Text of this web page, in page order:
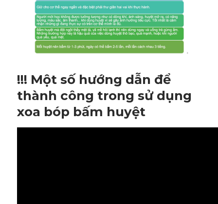
!!! Một số hướng dẫn để
thành công trong sử dụng
xoa bóp bấm huyệt